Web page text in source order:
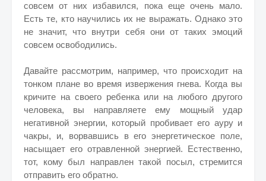
совсем от них избавился, пока еще очень мало.
Есть те, кто научились их не выражать. Однако это
не значит, что внутри себя они от таких эмоций
совсем освободились.
Давайте рассмотрим, например, что происходит на
тонком плане во время извержения гнева. Когда вы
кричите на своего ребенка или на любого другого
человека, вы направляете ему мощный удар
негативной энергии, который пробивает его ауру и
чакры, и, ворвавшись в его энергетическое поле,
насыщает его отравленной энергией. Естественно,
тот, кому был направлен такой посыл, стремится
отправить его обратно.